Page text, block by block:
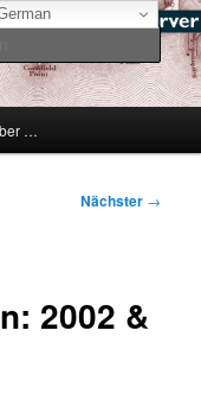
…
Nächster →
2002 &